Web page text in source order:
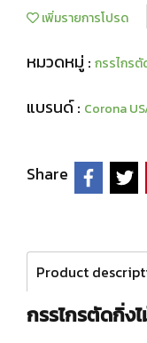
เพิ่มรายการโปรด
หมวดหมู่ : กรรไกรตั
แบรนด์ : Corona
Share
Product
กรรไกรตัดกิ่ง